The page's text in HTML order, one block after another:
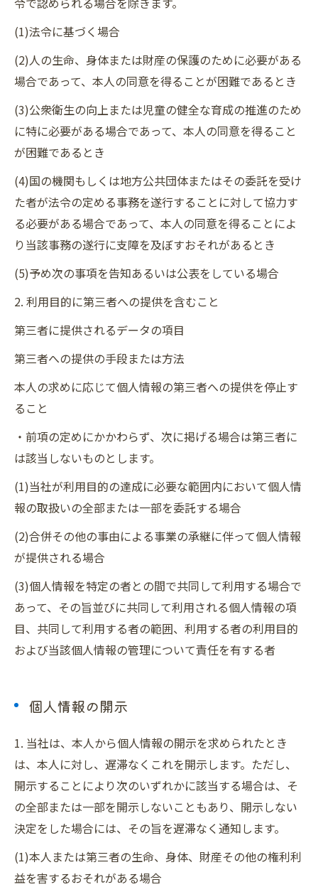
(1)法令に基づく場合
(2)人の生命、身体または財産の保護のために必要がある
場合であって、本人の同意を得ることが困難であるとき
(3)公衆衛生の向上または児童の健全な育成の推進のため
に特に必要がある場合であって、本人の同意を得ること
が困難であるとき
(4)国の機関もしくは地方公共団体またはその委託を受け
た者が法令の定める事務を遂行することに対して協力す
る必要がある場合であって、本人の同意を得ることによ
り当該事務の遂行に支障を及ぼすおそれがあるとき
(5)予め次の事項を告知あるいは公表をしている場合
2. 利用目的に第三者への提供を含むこと
第三者に提供されるデータの項目
第三者への提供の手段または方法
本人の求めに応じて個人情報の第三者への提供を停止す
ること
・前項の定めにかかわらず、次に掲げる場合は第三者に
は該当しないものとします。
(1)当社が利用目的の達成に必要な範囲内において個人情
報の取扱いの全部または一部を委託する場合
(2)合併その他の事由による事業の承継に伴って個人情報
が提供される場合
(3)個人情報を特定の者との間で共同して利用する場合で
あって、その旨並びに共同して利用される個人情報の項
目、共同して利用する者の範囲、利用する者の利用目的
および当該個人情報の管理について責任を有する者
個人情報の開示
1. 当社は、本人から個人情報の開示を求められたとき
は、本人に対し、遅滞なくこれを開示します。ただし、
開示することにより次のいずれかに該当する場合は、そ
の全部または一部を開示しないこともあり、開示しない
決定をした場合には、その旨を遅滞なく通知します。
(1)本人または第三者の生命、身体、財産その他の権利利
益を害するおそれがある場合